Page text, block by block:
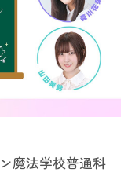
魔法学校普通科